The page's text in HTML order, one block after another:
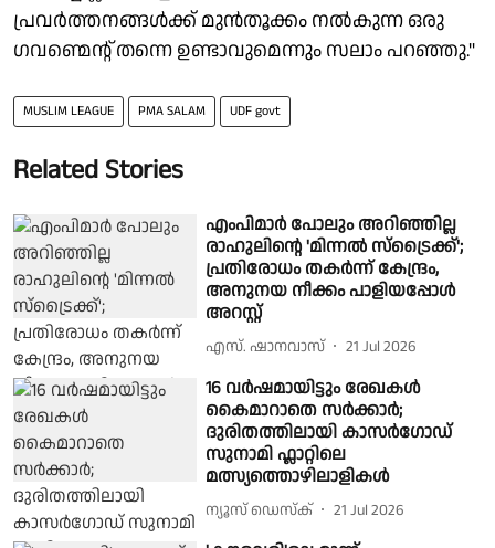
പ്രവർത്തനങ്ങൾക്ക് മുൻ‌തൂക്കം നൽകുന്ന ഒരു
ഗവണ്മെന്റ് തന്നെ ഉണ്ടാവുമെന്നും സലാം പറഞ്ഞു."
MUSLIM LEAGUE PMA SALAM UDF govt
Related Stories
എംപിമാര്‍ പോലും അറിഞ്ഞില്ല
രാഹുലിന്റെ 'മിന്നല്‍ സ്ട്രൈക്ക്';
പ്രതിരോധം തകര്‍ന്ന് കേന്ദ്രം,
അനുനയ നീക്കം പാളിയപ്പോള്‍
അറസ്റ്റ്
എസ്. ഷാനവാസ് 21 Jul 2026
16 വര്‍ഷമായിട്ടും രേഖകള്‍
കൈമാറാതെ സര്‍ക്കാര്‍;
ദുരിതത്തിലായി കാസര്‍ഗോഡ്
സുനാമി ഫ്ലാറ്റിലെ
മത്സ്യത്തൊഴിലാളികള്‍
ന്യൂസ് ഡെസ്ക് 21 Jul 2026